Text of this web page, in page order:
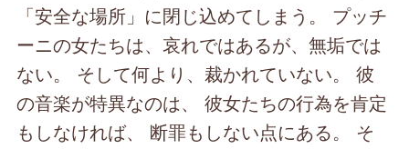
「安全な場所」に閉じ込めてしまう。 プッチ
ーニの女たちは、哀れではあるが、無垢では
ない。 そして何より、裁かれていない。 彼
の音楽が特異なのは、 彼女たちの行為を肯定
もしなければ、 断罪もしない点にある。 そ